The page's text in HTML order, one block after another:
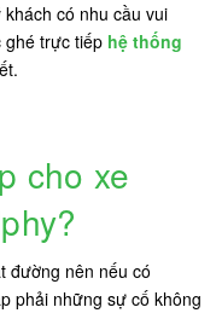
có nhu cầu vui
ghé trực tiếp hệ thống
cho xe
đường nên nếu có
phải những sự cố không